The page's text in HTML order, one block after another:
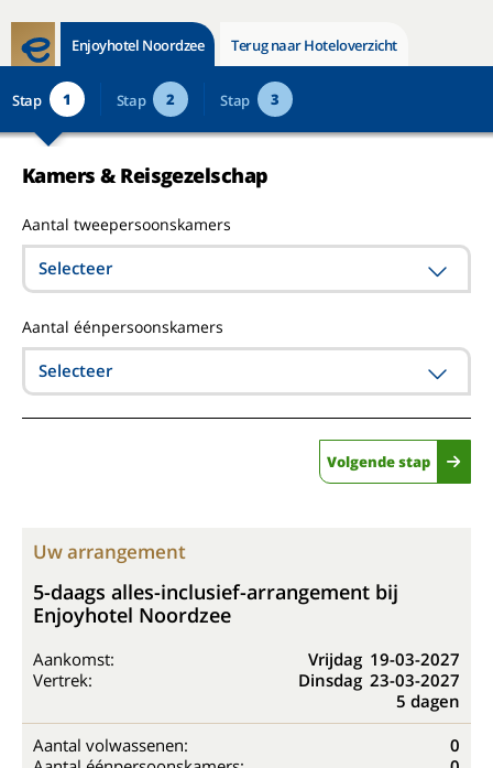
Enjoyhotel Noordzee Terug naar Hoteloverzicht
Stap 1 Stap 2 Stap 3
Kamers & Reisgezelschap
Aantal tweepersoonskamers
Selecteer
Aantal éénpersoonskamers
Selecteer
Volgende stap
Uw arrangement
5-daags alles-inclusief-arrangement bij
Enjoyhotel Noordzee
Aankomst: Vrijdag 19-03-2027
Vertrek:
Dinsdag 23-03-2027
5 dagen
Aantal volwassenen:
0